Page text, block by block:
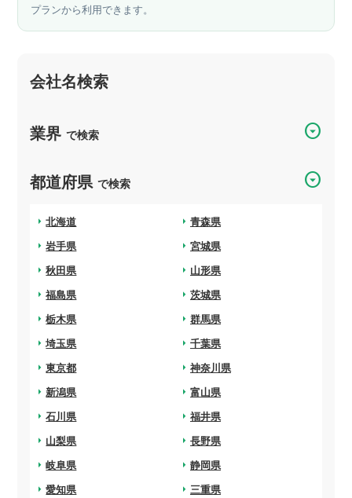
会社名検索
業界で検索 arrow_drop_down_circle
都道府県で検索 arrow_drop_down_circle
北海道
arrow_right 青森県
arrow_right
岩手県
arrow_right 宮城県
arrow_right
秋田県
arrow_right 山形県
arrow_right
福島県
arrow_right 茨城県
arrow_right
栃木県
arrow_right 群馬県
arrow_right
埼玉県
arrow_right 千葉県
arrow_right
東京都
arrow_right 神奈川県
arrow_right
新潟県
arrow_right 富山県
arrow_right
石川県
arrow_right 福井県
arrow_right
山梨県
arrow_right 長野県
arrow_right
岐阜県
arrow_right 静岡県
arrow_right
愛知県
arrow_right 三重県
arrow_right
プランから利用できます。